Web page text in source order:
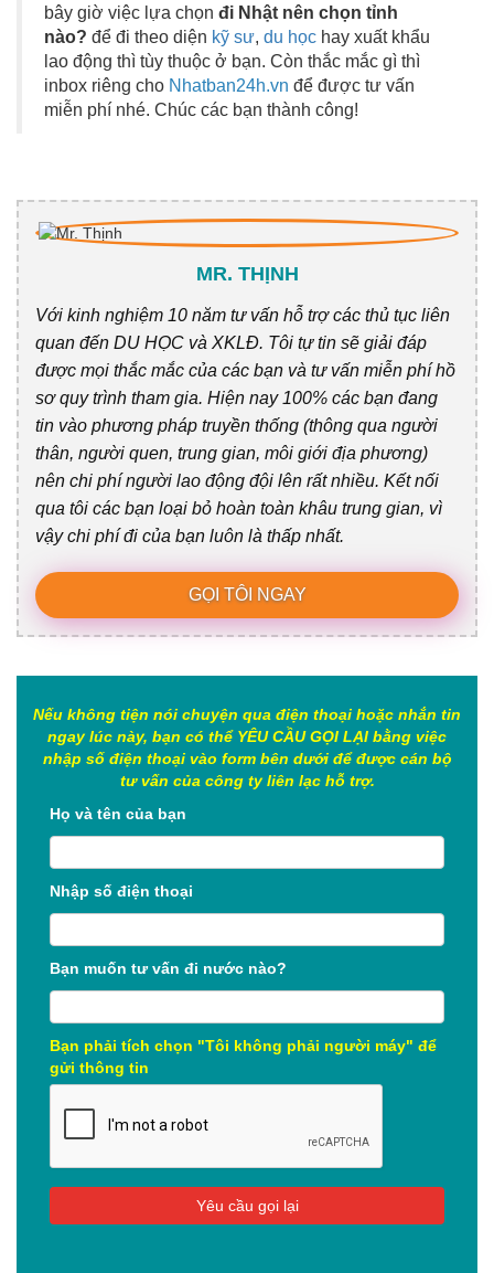
bây giờ việc lựa chọn đi Nhật nên chọn tỉnh
nào? để đi theo diện kỹ sư, du học hay xuất khẩu
lao động thì tùy thuộc ở bạn. Còn thắc mắc gì thì
inbox riêng cho Nhatban24h.vn để được tư vấn
miễn phí nhé. Chúc các bạn thành công!
MR. THỊNH
Với kinh nghiệm 10 năm tư vấn hỗ trợ các thủ tục liên
quan đến DU HỌC và XKLĐ. Tôi tự tin sẽ giải đáp
được mọi thắc mắc của các bạn và tư vấn miễn phí hồ
sơ quy trình tham gia. Hiện nay 100% các bạn đang
tin vào phương pháp truyền thống (thông qua người
thân, người quen, trung gian, môi giới địa phương)
nên chi phí người lao động đội lên rất nhiều. Kết nối
qua tôi các bạn loại bỏ hoàn toàn khâu trung gian, vì
vậy chi phí đi của bạn luôn là thấp nhất.
GỌI TÔI NGAY
Nếu không tiện nói chuyện qua điện thoại hoặc nhắn tin
ngay lúc này, bạn có thể YÊU CẦU GỌI LẠI bằng việc
nhập số điện thoại vào form bên dưới để được cán bộ
tư vấn của công ty liên lạc hỗ trợ.
Họ và tên của bạn
Nhập số điện thoại
Bạn muốn tư vấn đi nước nào?
Bạn phải tích chọn "Tôi không phải người máy" để
gửi thông tin